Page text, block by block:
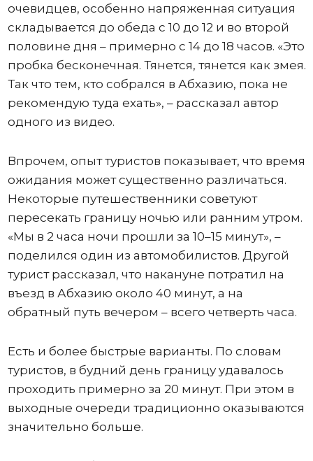
очевидцев, особенно напряженная ситуация
складывается до обеда с 10 до 12 и во второй
половине дня – примерно с 14 до 18 часов. «Это
пробка бесконечная. Тянется, тянется как змея.
Так что тем, кто собрался в Абхазию, пока не
рекомендую туда ехать», – рассказал автор
одного из видео.
Впрочем, опыт туристов показывает, что время
ожидания может существенно различаться.
Некоторые путешественники советуют
пересекать границу ночью или ранним утром.
«Мы в 2 часа ночи прошли за 10–15 минут», –
поделился один из автомобилистов. Другой
турист рассказал, что накануне потратил на
въезд в Абхазию около 40 минут, а на
обратный путь вечером – всего четверть часа.
Есть и более быстрые варианты. По словам
туристов, в будний день границу удавалось
проходить примерно за 20 минут. При этом в
выходные очереди традиционно оказываются
значительно больше.